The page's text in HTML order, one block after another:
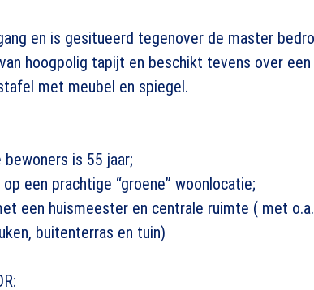
en is gesitueerd tegenover de master
hoogpolig tapijt en beschikt tevens over een
met meubel en spiegel.
is 55 jaar;
een prachtige “groene” woonlocatie;
een huismeester en centrale ruimte ( met
buitenterras en tuin)